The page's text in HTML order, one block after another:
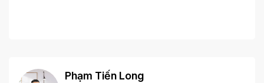
Phạm Tiến Long